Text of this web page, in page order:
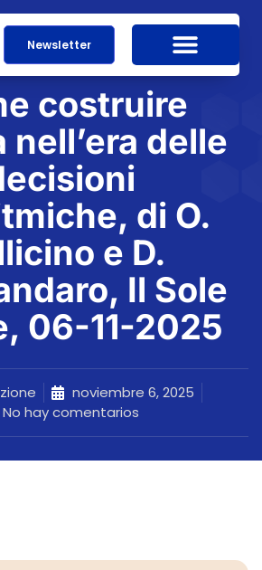
Newsletter
costruire
delle
di O.
e D.
Il Sole
06-11-2025
noviembre 6, 2025
No hay comentarios